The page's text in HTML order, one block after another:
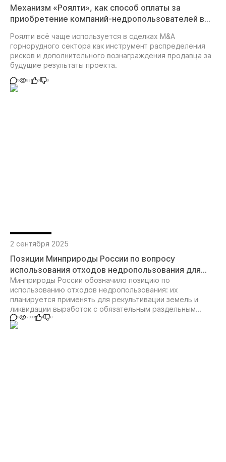
Механизм «Роялти», как способ оплаты за
приобретение компаний-недропользователей в
Роялти всё чаще используется в сделках M&A
горнорудного сектора как инструмент распределения
рисков и дополнительного вознаграждения продавца за
будущие результаты проекта.
0 83 0 0
2 сентября 2025
Позиции Минприроды России по вопросу
использования отходов недропользования для
целей рекультивации земельных участков и
ликвидации горных выработок, а также их
раздельному хранению
Минприроды России обозначило позицию по
использованию отходов недропользования: их
планируется применять для рекультивации земель и
ликвидации выработок с обязательным раздельным
хранением.
0 2099 1 0